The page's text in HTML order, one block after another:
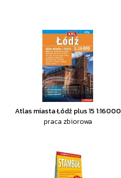
Atlas miasta Łódź plus 15 1:16000
praca zbiorowa